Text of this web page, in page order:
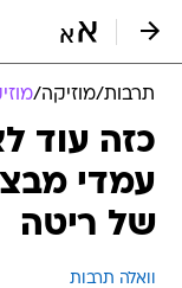
תרבות/מוזיקה/
כזה עוד
עמדי
של ריטה
וואלה תרבות